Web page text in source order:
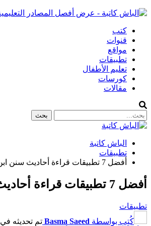
كتب
قنوات
مواقع
تطبيقات
تعليم الأطفال
كورسات
مقالات
الباش كاتبة
تطبيقات
أفضل 7 تطبيقات قراءة أحاديث سنن ابن ماجه للأندرويد مجانًا!
أفضل 7 تطبيقات قراءة أحاديث سنن ابن ماجه للأندرويد مجانًا!
تطبيقات
كُتِب بواسطة Basma Saeed تم تحديثه في